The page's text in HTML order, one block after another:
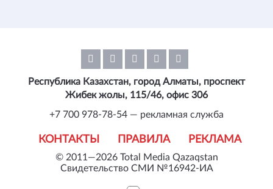
© 2011—2026 Total Media Qazaqstan
Свидетельство СМИ №16942-ИА
КОНТАКТЫ ПРАВИЛА РЕКЛАМА
Республика Казахстан, город Алматы, проспект
Жибек жолы, 115/46, офис 306
+7 700 978-78-54 — рекламная служба